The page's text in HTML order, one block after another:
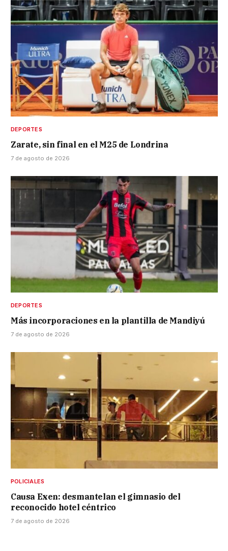
DEPORTES
Zarate, sin final en el M25 de Londrina
7 de agosto de 2026
DEPORTES
Más incorporaciones en la plantilla de Mandiyú
7 de agosto de 2026
POLICIALES
Causa Exen: desmantelan el gimnasio del
reconocido hotel céntrico
7 de agosto de 2026